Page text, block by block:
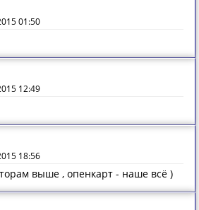
01:50
12:49
18:56
выше , опенкарт - наше всё )